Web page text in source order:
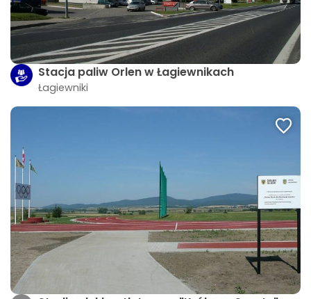
Stacja paliw Orlen w Łagiewnikach
Łagiewniki